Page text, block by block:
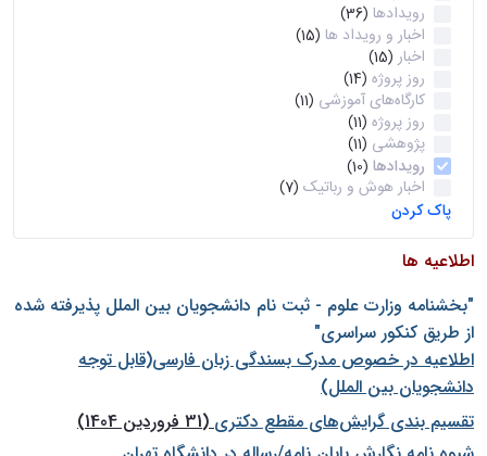
رویدادها (36)
اخبار و رویداد ها (15)
اخبار (15)
روز پروژه (14)
کارگاه‌های آموزشی (11)
روز پروژه (11)
پژوهشی (11)
رویدادها (10)
اخبار هوش و رباتیک (7)
پاک کردن
اطلاعیه ها
"بخشنامه وزارت علوم - ثبت نام دانشجويان بين الملل پذيرفته شده
از طريق كنكور سراسری"
اطلاعیه در خصوص مدرک بسندگی زبان فارسی(قابل توجه
دانشجویان بین الملل)
تقسیم بندی گرایش‌های مقطع دکتری(31 فروردین 1404)